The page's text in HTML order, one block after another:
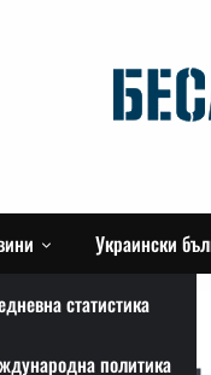
статистика
политика
Украински